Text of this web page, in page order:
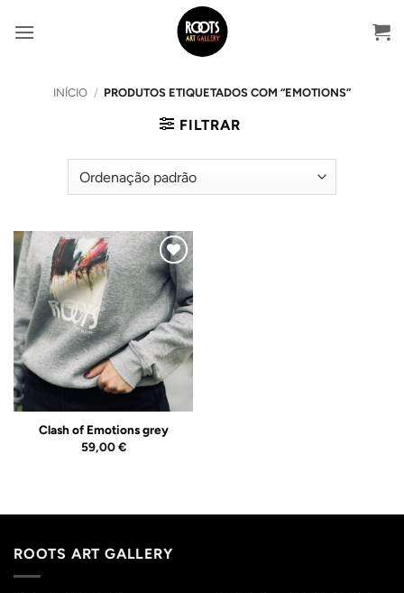
INÍCIO / PRODUTOS ETIQUETADOS COM “EMOTIONS”
FILTRAR
Adicionar
ao
Wishlist
Clash of Emotions grey
59,00€
ROOTS ART GALLERY